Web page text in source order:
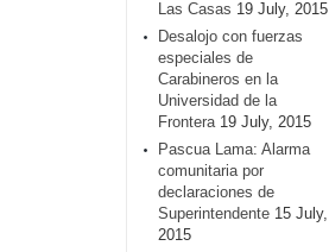
Las Casas 19 July, 2015
Desalojo con fuerzas
especiales de
Carabineros en la
Universidad de la
Frontera 19 July, 2015
Pascua Lama: Alarma
comunitaria por
declaraciones de
Superintendente 15 July,
2015